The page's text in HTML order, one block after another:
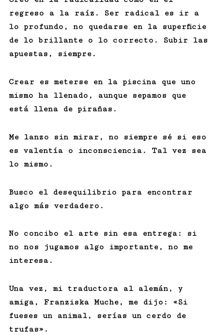
regreso a la raíz. Ser radical es ir a
lo profundo, no quedarse en la superficie
de lo brillante o lo correcto. Subir las
apuestas, siempre.
Crear es meterse en la piscina que uno
mismo ha llenado, aunque sepamos que
está llena de pirañas.
Me lanzo sin mirar, no siempre sé si eso
es valentía o inconsciencia. Tal vez sea
lo mismo.
Busco el desequilibrio para encontrar
algo más verdadero.
No concibo el arte sin esa entrega: si
no nos jugamos algo importante, no me
interesa.
Una vez, mi traductora al alemán, y
amiga, Franziska Muche, me dijo: «Si
fueses un animal, serías un cerdo de
trufas».